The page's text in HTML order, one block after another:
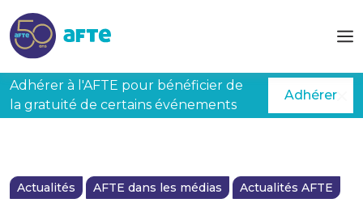
Adhérer à l'AFTE pour bénéficier de
la gratuité de certains événements
Adhérer
Actualités AFTE dans les médias Actualités AFTE